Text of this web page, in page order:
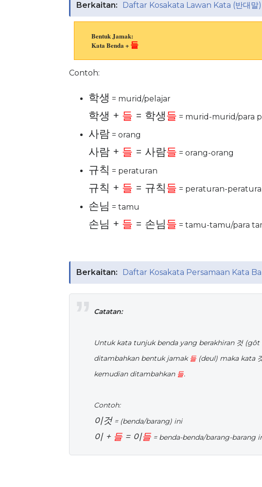
Berkaitan: Daftar Kosakata Lawan Kata (반대
Bentuk Jamak:
Kata Benda + 들
Contoh:
학생 = murid/pelajar
학생 + 들 = 학생들 = murid-murid/para
사람 = orang
사람 + 들 = 사람들 = orang-orang
규칙 = peraturan
규칙 + 들 = 규칙들 = peraturan-
손님 = tamu
손님 + 들 = 손님들 = tamu-tamu/para
Berkaitan: Daftar Kosakata Persamaan Kata
Catatan:
Untuk kata tunjuk benda yang berakhiran 것
ditambahkan bentuk jamak 들 (deul) maka kata
kemudian ditambahkan 들.
Contoh:
이것 = (benda/barang) ini
이 + 들 = 이들 = benda-benda/barang-barang